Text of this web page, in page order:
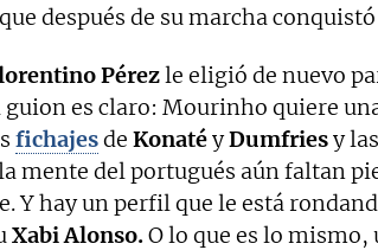
después de su marcha
Pérezle eligió de nuevo
es claro: Mourinho quiere
fichajesde KonatéyDumfriesy
mente del portugués aún faltan
Y hay un perfil que le está
Xabi Alonso.O lo que es lo